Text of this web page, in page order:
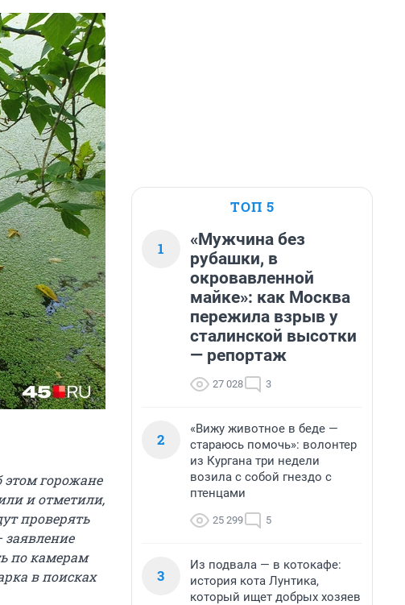
этом горожане
и отметили,
проверять
по камерам
в поисках
ТОП 5
1
«Мужчина без
рубашки, в
окровавленной
майке»: как Москва
пережила взрыв у
сталинской высотки
— репортаж
27 028 3
2
«Вижу животное в беде —
стараюсь помочь»: волонтер
из Кургана три недели
возила с собой гнездо с
птенцами
25 299 5
3
Из подвала — в котокафе:
история кота Лунтика,
который ищет добрых хозяев